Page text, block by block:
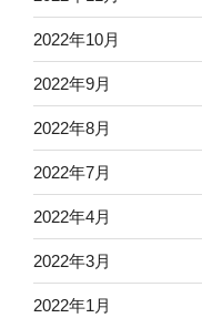
2022年10月
2022年9月
2022年8月
2022年7月
2022年4月
2022年3月
2022年1月